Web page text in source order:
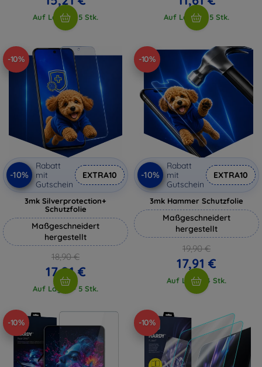
Auf Lager > 5 Stk. Auf Lager > 5 Stk.
-10%
-10%
Rabatt
mit
Gutschein
EXTRA10
3mk Silverprotection+
Schutzfolie
Maßgeschneidert
hergestellt
18,90 €
17,01 €
Auf Lager > 5 Stk.
-10%
-10%
Rabatt
mit
Gutschein
EXTRA10
3mk Hammer Schutzfolie
Maßgeschneidert
hergestellt
19,90 €
17,91 €
Auf Lager 4 Stk.
-10% -10%